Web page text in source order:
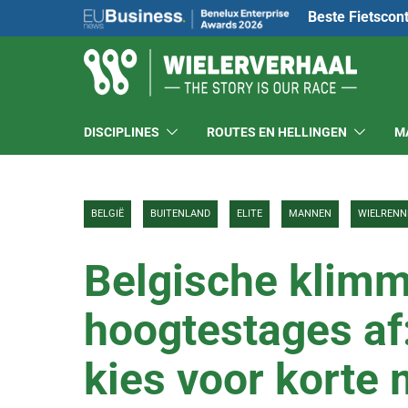
Beste
DISCIPLINES ROUTES EN HELLINGEN
BELGIË BUITENLAND ELITE MANNEN
Belgische
hoogtestages
kies voor korte